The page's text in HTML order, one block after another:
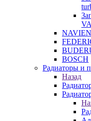
NAVIEN
BOSCH
Радиаторы и
Назад